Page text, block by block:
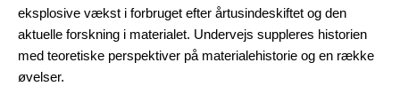
eksplosive vækst i forbruget efter årtusindeskiftet og den
aktuelle forskning i materialet. Undervejs suppleres historien
med teoretiske perspektiver på materialehistorie og en række
øvelser.